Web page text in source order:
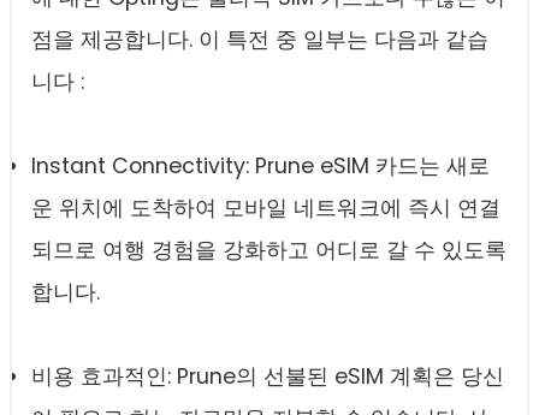
점을 제공합니다. 이 특전 중 일부는 다음과 같습
니다 :
Instant Connectivity: Prune eSIM 카드는 새로
운 위치에 도착하여 모바일 네트워크에 즉시 연결
되므로 여행 경험을 강화하고 어디로 갈 수 있도록
합니다.
비용 효과적인: Prune의 선불된 eSIM 계획은 당신